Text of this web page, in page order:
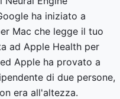
ha iniziato a
Mac che legge il tuo
ad Apple Health per
Apple ha provato a
di due persone,
era all'altezza.